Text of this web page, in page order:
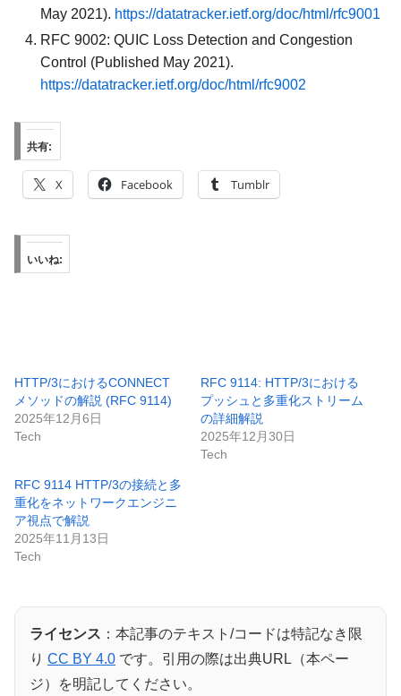
May 2021). https://datatracker.ietf.org/doc/html/rfc9001
RFC 9002: QUIC Loss Detection and Congestion
Control (Published May 2021).
https://datatracker.ietf.org/doc/html/rfc9002
共有:
X Facebook Tumblr
いいね:
HTTP/3におけるCONNECT
メソッドの解説 (RFC 9114)
2025年12月6日
Tech
RFC 9114: HTTP/3における
プッシュと多重化ストリーム
の詳細解説
2025年12月30日
Tech
RFC 9114 HTTP/3の接続と多
重化をネットワークエンジニ
ア視点で解説
2025年11月13日
Tech
ライセンス ：本記事のテキスト/コードは特記なき限
り CC BY 4.0 です。引用の際は出典URL（本ペー
ジ）を明記してください。